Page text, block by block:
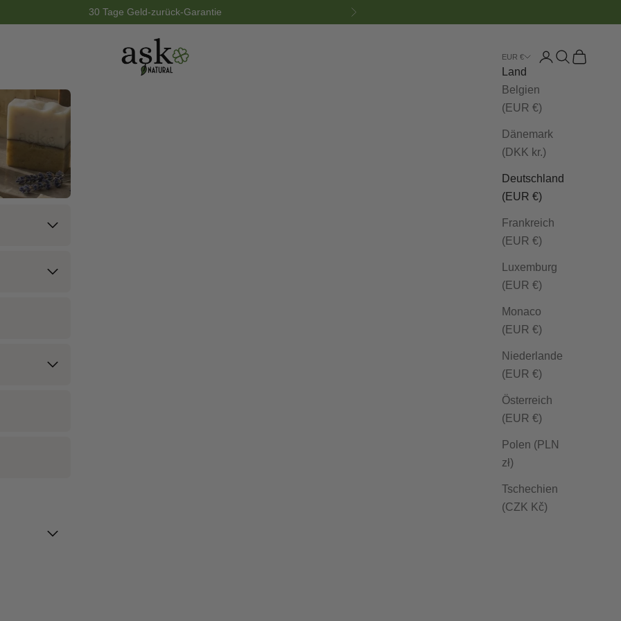
30 Tage Geld-zurück-Garantie Vor
ASK Natural
EUR €
Land
Belgien
(EUR €)
Dänemark
(DKK kr.)
Deutschland
(EUR €)
Frankreich
(EUR €)
Luxemburg
(EUR €)
Monaco
(EUR €)
Niederlande
(EUR €)
Österreich
(EUR €)
Polen (PLN
zł)
Tschechien
(CZK Kč)
Anmelden
Suchen